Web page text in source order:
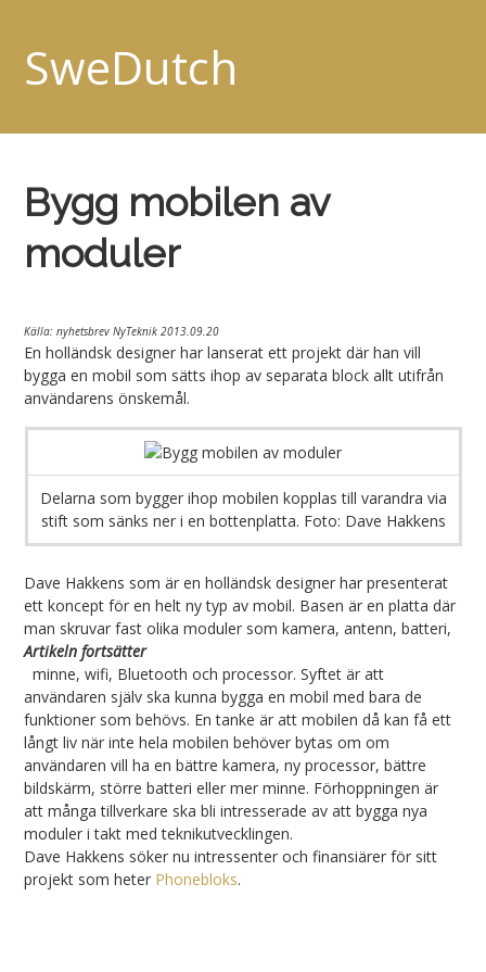
SweDutch
Bygg mobilen av
moduler
Källa: nyhetsbrev NyTeknik 2013.09.20
En holländsk designer har lanserat ett projekt där han vill
bygga en mobil som sätts ihop av separata block allt utifrån
användarens önskemål.
Delarna som bygger ihop mobilen kopplas till varandra via
stift som sänks ner i en bottenplatta. Foto: Dave Hakkens
Dave Hakkens som är en holländsk designer har presenterat
ett koncept för en helt ny typ av mobil. Basen är en platta där
man skruvar fast olika moduler som kamera, antenn, batteri,
Artikeln fortsätter
minne, wifi, Bluetooth och processor. Syftet är att
användaren själv ska kunna bygga en mobil med bara de
funktioner som behövs. En tanke är att mobilen då kan få ett
långt liv när inte hela mobilen behöver bytas om om
användaren vill ha en bättre kamera, ny processor, bättre
bildskärm, större batteri eller mer minne. Förhoppningen är
att många tillverkare ska bli intresserade av att bygga nya
moduler i takt med teknikutvecklingen.
Dave Hakkens söker nu intressenter och finansiärer för sitt
projekt som heter Phonebloks.